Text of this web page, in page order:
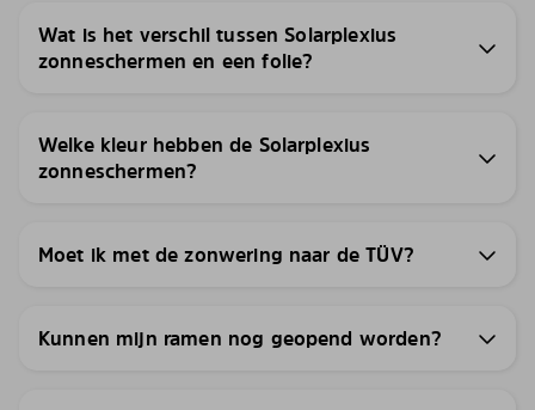
Wat is het verschil tussen Solarplexius
zonneschermen en een folie?
Welke kleur hebben de Solarplexius
zonneschermen?
Moet ik met de zonwering naar de TÜV?
Kunnen mijn ramen nog geopend worden?